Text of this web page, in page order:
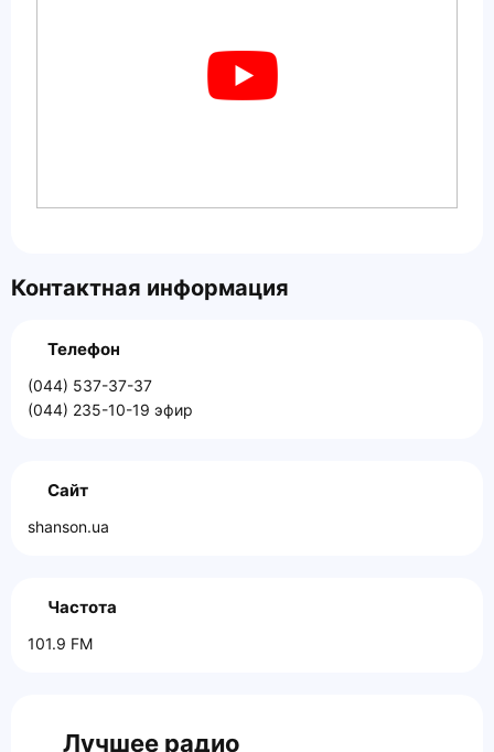
Контактная информация
Телефон
(044) 537-37-37
(044) 235-10-19 эфир
Сайт
shanson.ua
Частота
101.9 FM
Лучшее радио